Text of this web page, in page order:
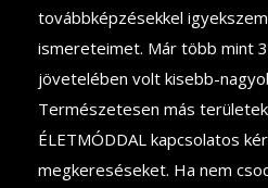
továbbképzésekkel
ismereteimet. Már több mint
jövetelében volt kisebb-
Természetesen más
ÉLETMÓDDAL kapcsolatos
megkereséseket. Ha nem